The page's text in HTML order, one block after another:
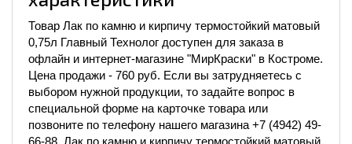
Товар Лак по камню и кирпичу термостойкий матовый
0,75л Главный Технолог доступен для заказа в
офлайн и интернет-магазине "МирКраски" в Костроме.
Цена продажи - 760 руб. Если вы затрудняетесь с
выбором нужной продукции, то задайте вопрос в
специальной форме на карточке товара или
позвоните по телефону нашего магазина +7 (4942) 49-
66-88. Лак по камню и кирпичу термостойкий матовый